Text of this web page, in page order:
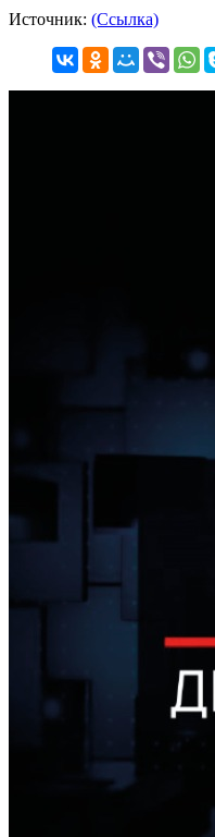
Источник: (Ссылка)